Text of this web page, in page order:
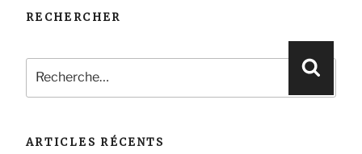
RECHERCHER
Recherche
pour
:
ARTICLES RÉCENTS